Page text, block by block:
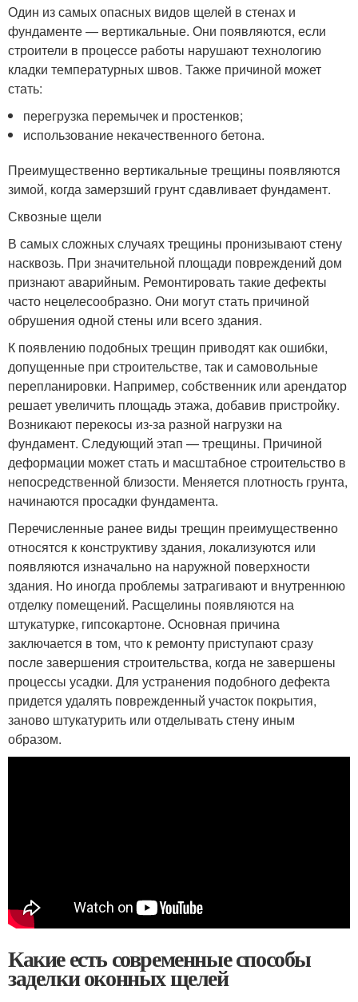
Один из самых опасных видов щелей в стенах и
фундаменте — вертикальные. Они появляются, если
строители в процессе работы нарушают технологию
кладки температурных швов. Также причиной может
стать:
перегрузка перемычек и простенков;
использование некачественного бетона.
Преимущественно вертикальные трещины появляются
зимой, когда замерзший грунт сдавливает фундамент.
Сквозные щели
В самых сложных случаях трещины пронизывают стену
насквозь. При значительной площади повреждений дом
признают аварийным. Ремонтировать такие дефекты
часто нецелесообразно. Они могут стать причиной
обрушения одной стены или всего здания.
К появлению подобных трещин приводят как ошибки,
допущенные при строительстве, так и самовольные
перепланировки. Например, собственник или арендатор
решает увеличить площадь этажа, добавив пристройку.
Возникают перекосы из-за разной нагрузки на
фундамент. Следующий этап — трещины. Причиной
деформации может стать и масштабное строительство в
непосредственной близости. Меняется плотность грунта,
начинаются просадки фундамента.
Перечисленные ранее виды трещин преимущественно
относятся к конструктиву здания, локализуются или
появляются изначально на наружной поверхности
здания. Но иногда проблемы затрагивают и внутреннюю
отделку помещений. Расщелины появляются на
штукатурке, гипсокартоне. Основная причина
заключается в том, что к ремонту приступают сразу
после завершения строительства, когда не завершены
процессы усадки. Для устранения подобного дефекта
придется удалять поврежденный участок покрытия,
заново штукатурить или отделывать стену иным
образом.
Какие есть современные способы
заделки оконных щелей